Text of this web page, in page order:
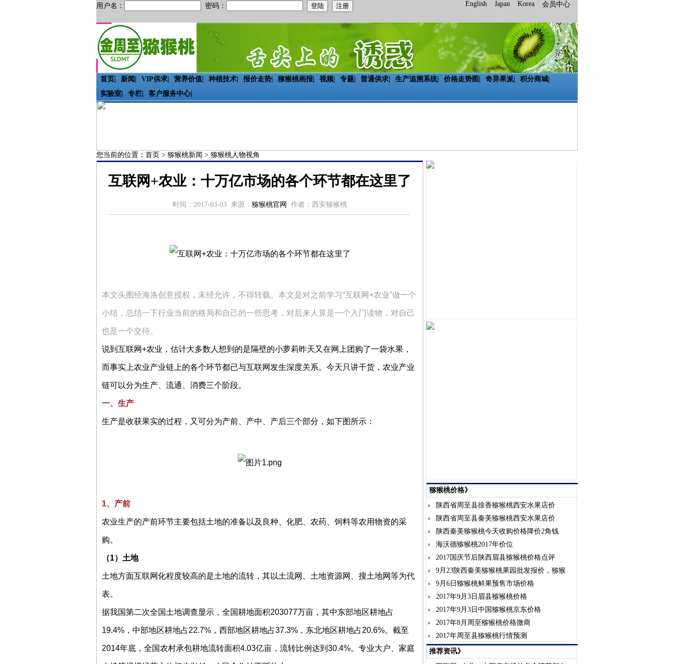
会员中心
Korea
Japan
English
用户名： 密码：
首页 新闻 VIP供求 营养价值 种植技术 报价走势 猕猴桃画报 视频 专题 普通供求 生产追溯系统| 价格走势图 奇异果派 积分商城
实验室
专栏 客户服务中心|
您当前的位置： 首页 > 猕猴桃新闻 > 猕猴桃人物视角
互联网+农业：十万亿市场的各个环节都在这里了
时间：2017-03-03 来源： 猕猴桃官网 作者：西安猕猴桃
本文头图经海洛创意授权，未经允许，不得转载。本文是对之前学习“互联网+农业”做一个
小结，总结一下行业当前的格局和自己的一些思考，对后来人算是一个入门读物，对自己
也是一个交待。
说到互联网+农业，估计大多数人想到的是隔壁的小萝莉昨天又在网上团购了一袋水果，
而事实上农业产业链上的各个环节都已与互联网发生深度关系。今天只讲干货，农业产业
链可以分为生产、流通、消费三个阶段。
一、生产
生产是收获果实的过程，又可分为产前、产中、产后三个部分，如下图所示：
1、产前
农业生产的产前环节主要包括土地的准备以及良种、化肥、农药、饲料等农用物资的采
购。
（1）土地
土地方面互联网化程度较高的是土地的流转，其以土流网、土地资源网、搜土地网等为代
表。
据我国第二次全国土地调查显示，全国耕地面积203077万亩，其中东部地区耕地占
19.4%，中部地区耕地占22.7%，西部地区耕地占37.3%，东北地区耕地占20.6%。截至
2014年底，全国农村承包耕地流转面积4.03亿亩，流转比例达到30.4%。专业大户、家庭
猕猴桃价格》
陕西省周至县徐香猕猴桃西安水果店价
陕西省周至县秦美猕猴桃西安水果店价
陕西秦美猕猴桃今天收购价格降价2角钱
海沃德猕猴桃2017年价位
2017国庆节后陕西眉县猕猴桃价格点评
9月23陕西秦美猕猴桃果园批发报价，猕猴
9月6日猕猴桃鲜果预售市场价格
2017年9月3日眉县猕猴桃价格
2017年9月3日中国猕猴桃京东价格
2017年8月周至猕猴桃价格微商
2017年周至县猕猴桃行情预测
推荐资讯》